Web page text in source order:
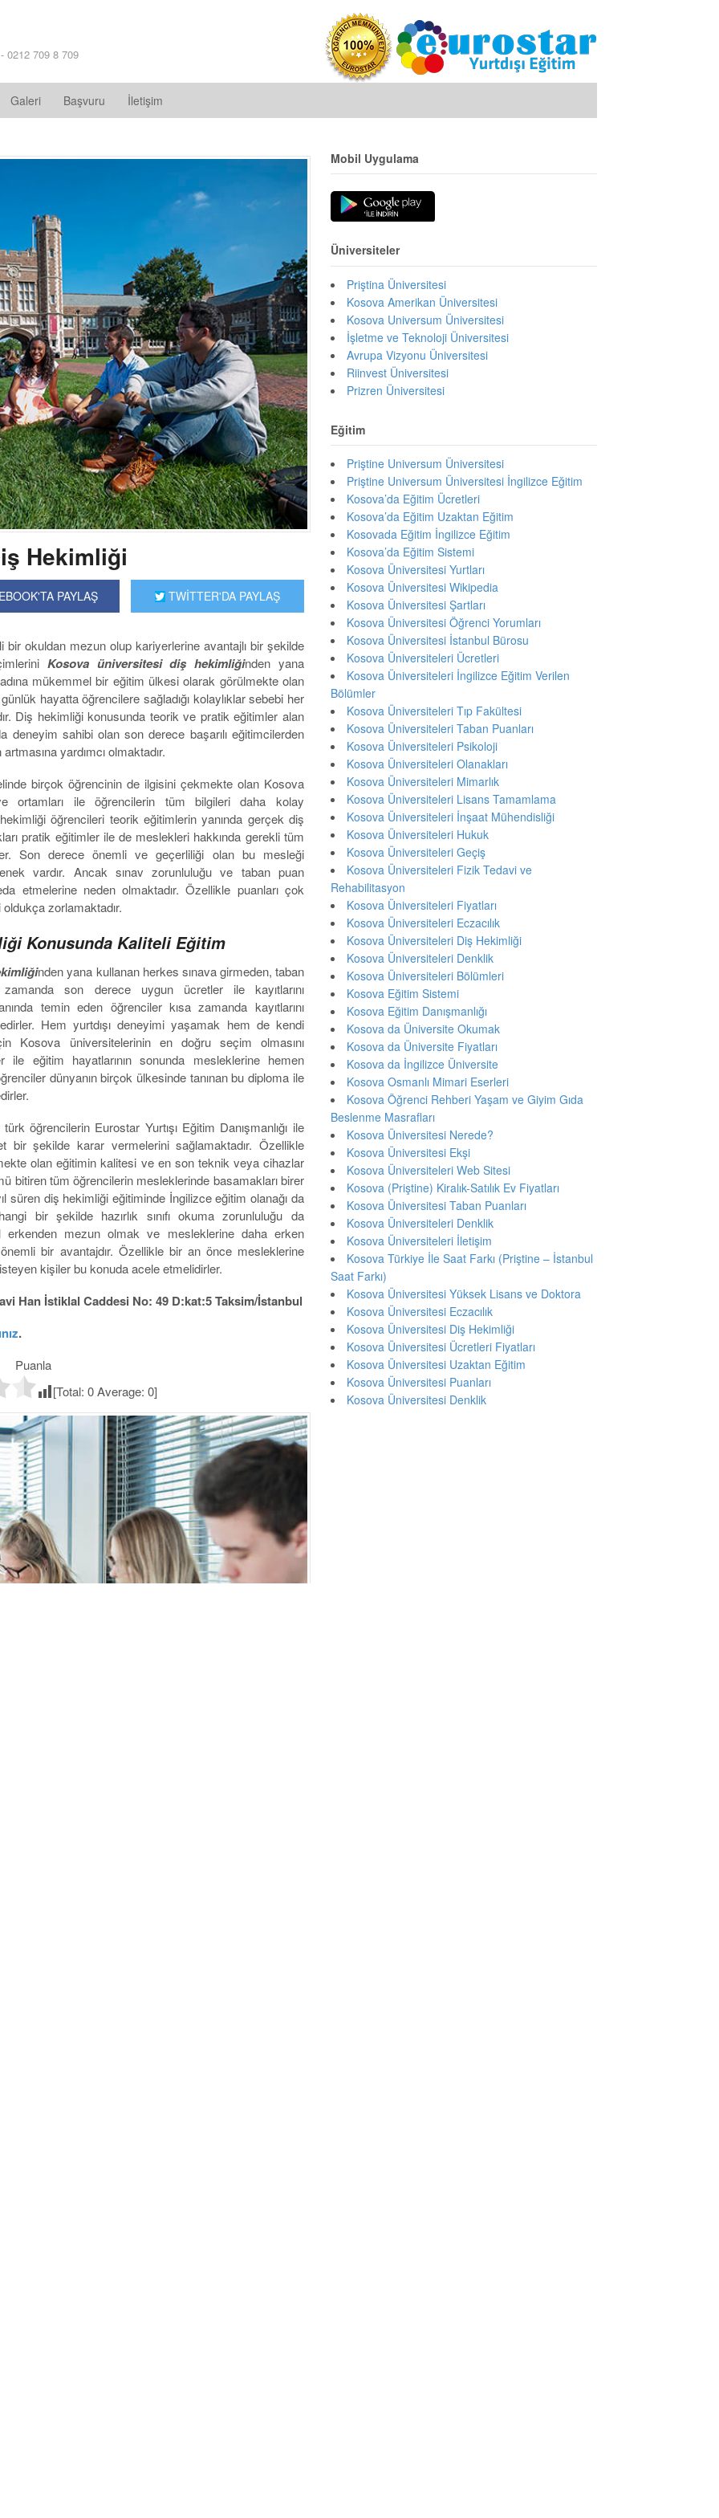
0212 709 8 709
Galeri Başvuru İletişim
Hekimliği
PAYLAŞ TWİTTER'DA PAYLAŞ
okuldan mezun olup kariyerlerine avantajlı bir şekilde
Kosova üniversitesi diş hekimliğinden yana
mükemmel bir eğitim ülkesi olarak görülmekte olan
hayatta öğrencilere sağladığı kolaylıklar sebebi her
Diş hekimliği konusunda teorik ve pratik eğitimler alan
sahibi olan son derece başarılı eğitimcilerden
yardımcı olmaktadır.
birçok öğrencinin de ilgisini çekmekte olan Kosova
ortamları ile öğrencilerin tüm bilgileri daha kolay
öğrencileri teorik eğitimlerin yanında gerçek diş
pratik eğitimler ile de meslekleri hakkında gerekli tüm
Son derece önemli ve geçerliliği olan bu mesleği
vardır. Ancak sınav zorunluluğu ve taban puan
etmelerine neden olmaktadır. Özellikle puanları çok
zorlamaktadır.
Konusunda Kaliteli Eğitim
nden yana kullanan herkes sınava girmeden, taban
son derece uygun ücretler ile kayıtlarını
temin eden öğrenciler kısa zamanda kayıtlarını
Hem yurtdışı deneyimi yaşamak hem de kendi
Kosova üniversitelerinin en doğru seçim olmasını
ile eğitim hayatlarının sonunda mesleklerine hemen
dünyanın birçok ülkesinde tanınan bu diploma ile
öğrencilerin Eurostar Yurtışı Eğitim Danışmanlığı ile
bir şekilde karar vermelerini sağlamaktadır. Özellikle
olan eğitimin kalitesi ve en son teknik veya cihazlar
bitiren tüm öğrencilerin mesleklerinde basamakları birer
süren diş hekimliği eğitiminde İngilizce eğitim olanağı da
bir şekilde hazırlık sınıfı okuma zorunluluğu da
erkenden mezun olmak ve mesleklerine daha erken
bir avantajdır. Özellikle bir an önce mesleklerine
kişiler bu konuda acele etmelidirler.
Han İstiklal Caddesi No: 49 D:kat:5 Taksim/İstanbul
.
Puanla
[Total:0Average:0]
Mobil Uygulama
Üniversiteler
Priştina Üniversitesi
Kosova Amerikan Üniversitesi
Kosova Universum Üniversitesi
İşletme ve Teknoloji Üniversitesi
Avrupa Vizyonu Üniversitesi
Riinvest Üniversitesi
Prizren Üniversitesi
Eğitim
Priştine Universum Üniversitesi
Priştine Universum Üniversitesi İngilizce Eğitim
Kosova’da Eğitim Ücretleri
Kosova’da Eğitim Uzaktan Eğitim
Kosovada Eğitim İngilizce Eğitim
Kosova’da Eğitim Sistemi
Kosova Üniversitesi Yurtları
Kosova Üniversitesi Wikipedia
Kosova Üniversitesi Şartları
Kosova Üniversitesi Öğrenci Yorumları
Kosova Üniversitesi İstanbul Bürosu
Kosova Üniversiteleri Ücretleri
Kosova Üniversiteleri İngilizce Eğitim Verilen
Bölümler
Kosova Üniversiteleri Tıp Fakültesi
Kosova Üniversiteleri Taban Puanları
Kosova Üniversiteleri Psikoloji
Kosova Üniversiteleri Olanakları
Kosova Üniversiteleri Mimarlık
Kosova Üniversiteleri Lisans Tamamlama
Kosova Üniversiteleri İnşaat Mühendisliği
Kosova Üniversiteleri Hukuk
Kosova Üniversiteleri Geçiş
Kosova Üniversiteleri Fizik Tedavi ve
Rehabilitasyon
Kosova Üniversiteleri Fiyatları
Kosova Üniversiteleri Eczacılık
Kosova Üniversiteleri Diş Hekimliği
Kosova Üniversiteleri Denklik
Kosova Üniversiteleri Bölümleri
Kosova Eğitim Sistemi
Kosova Eğitim Danışmanlığı
Kosova da Üniversite Okumak
Kosova da Üniversite Fiyatları
Kosova da İngilizce Üniversite
Kosova Osmanlı Mimari Eserleri
Kosova Öğrenci Rehberi Yaşam ve Giyim Gıda
Beslenme Masrafları
Kosova Üniversitesi Nerede?
Kosova Üniversitesi Ekşi
Kosova Üniversiteleri Web Sitesi
Kosova (Priştine) Kiralık-Satılık Ev Fiyatları
Kosova Üniversitesi Taban Puanları
Kosova Üniversiteleri Denklik
Kosova Üniversiteleri İletişim
Kosova Türkiye İle Saat Farkı (Priştine – İstanbul
Saat Farkı)
Kosova Üniversitesi Yüksek Lisans ve Doktora
Kosova Üniversitesi Eczacılık
Kosova Üniversitesi Diş Hekimliği
Kosova Üniversitesi Ücretleri Fiyatları
Kosova Üniversitesi Uzaktan Eğitim
Kosova Üniversitesi Puanları
Kosova Üniversitesi Denklik